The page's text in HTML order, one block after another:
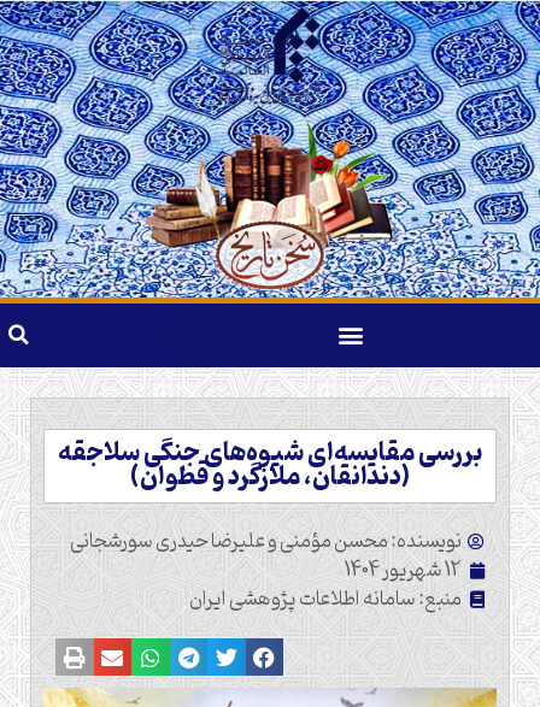
بررسی مقایسه‌ای شیوه‌های جنگی سلاجقه
(دندانقان، ملازگرد و قطوان)
نویسنده: محسن مؤمنی و علیرضا حیدری سورشجانی
12 شهریور 1404
منبع: سامانه اطلاعات پژوهشی ایران